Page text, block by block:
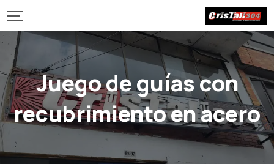
Juego de guías con
recubrimiento en acero